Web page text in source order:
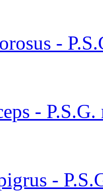
-
- P.S.G.
-